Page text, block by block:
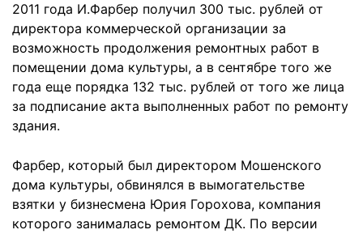
2011 года И.Фарбер получил 300 тыс. рублей от
директора коммерческой организации за
возможность продолжения ремонтных работ в
помещении дома культуры, а в сентябре того же
года еще порядка 132 тыс. рублей от того же лица
за подписание акта выполненных работ по ремонту
здания.
Фарбер, который был директором Мошенского
дома культуры, обвинялся в вымогательстве
взятки у бизнесмена Юрия Горохова, компания
которого занималась ремонтом ДК. По версии